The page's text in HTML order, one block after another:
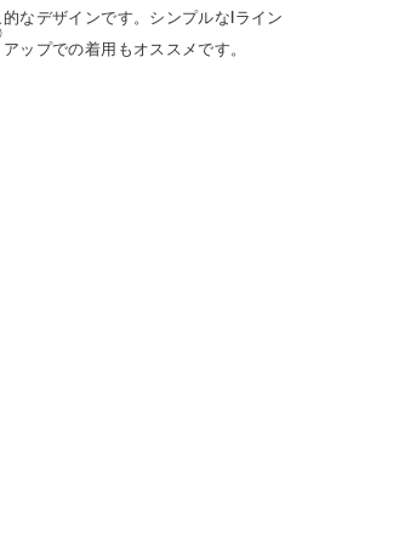
なデザインです。シンプルなIライン
ップでの着用もオススメです。